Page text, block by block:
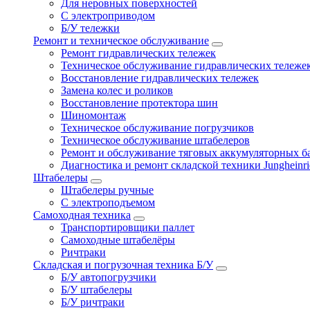
Для неровных поверхностей
С электроприводом
Б/У тележки
Ремонт и техническое обслуживание
Ремонт гидравлических тележек
Техническое обслуживание гидравлических
Восстановление гидравлических тележек
Замена колес и роликов
Восстановление протектора шин
Шиномонтаж
Техническое обслуживание погрузчиков
Техническое обслуживание штабелеров
Ремонт и обслуживание тяговых аккумуляторных
Диагностика и ремонт складской техники
Штабелеры
Штабелеры ручные
С электроподъемом
Самоходная техника
Транспортировщики паллет
Самоходные штабелёры
Ричтраки
Складская и погрузочная техника Б/У
Б/У автопогрузчики
Б/У штабелеры
Б/У ричтраки